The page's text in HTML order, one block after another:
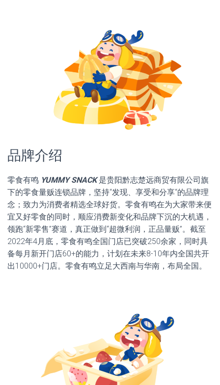
品牌介绍
零食有鸣 YUMMY SNACK是贵阳黔志楚远商贸有限公司旗
下的零食量贩连锁品牌，坚持“发现、享受和分享“的品牌理
念；致力为消费者精选全球好货。零食有鸣在为大家带来便
宜又好零食的同时，顺应消费新变化和品牌下沉的大机遇，
领跑“新零售”赛道，真正做到“超微利润，正品量贩”。截至
2022年4月底，零食有鸣全国门店已突破250余家，同时具
备每月新开门店60+的能力，计划在未来8-10年内全国共开
出10000+门店。零食有鸣立足大西南与华南，布局全国。